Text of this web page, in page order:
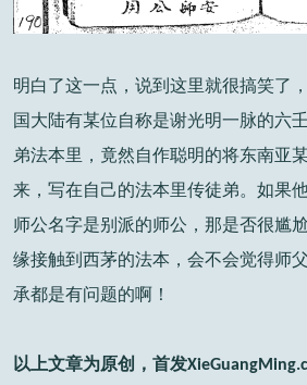
明白了这一点，说到这里就很搞笑了
国大陆有某位自称是谢光明一脉的六
弟法本里，竟然自作聪明的将东南亚
来，写在自己的法本里传徒弟。如果
师公名字是别派的师公，那是否很尴
缘接触到西茅的法本，会不会觉得师
承都是有问题的啊！
以上文章为原创，首发